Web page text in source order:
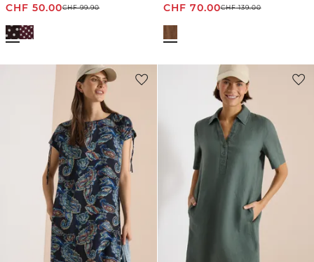
CHF 50.00CHF99.90
CHF 70.00CHF139.00